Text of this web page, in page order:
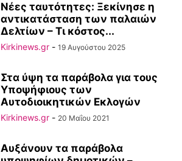
Νέες ταυτότητες: Ξεκίνησε η
αντικατάσταση των παλαιών
Δελτίων – Τι κόστος...
Kirkinews.gr - 19 Αυγούστου 2025
Στα ύψη τα παράβολα για τους
Υποψήφιους των
Αυτοδιοικητικών Εκλογών
Kirkinews.gr - 20 Μαΐου 2021
Αυξάνουν τα παράβολα